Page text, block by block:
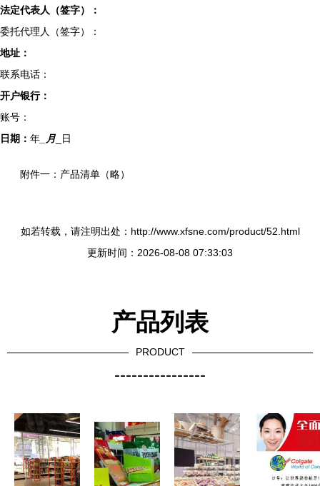
法定代表人（签字）：
委托代理人（签字）：
地址：
联系电话：
开户银行：
账号：
日期： 年 _月 _日
附件一：产品清单（略）
如若转载，请注明出处：http://www.xfsne.com/product/52.html
更新时间：2026-08-08 07:33:03
产品列表
PRODUCT
----------------